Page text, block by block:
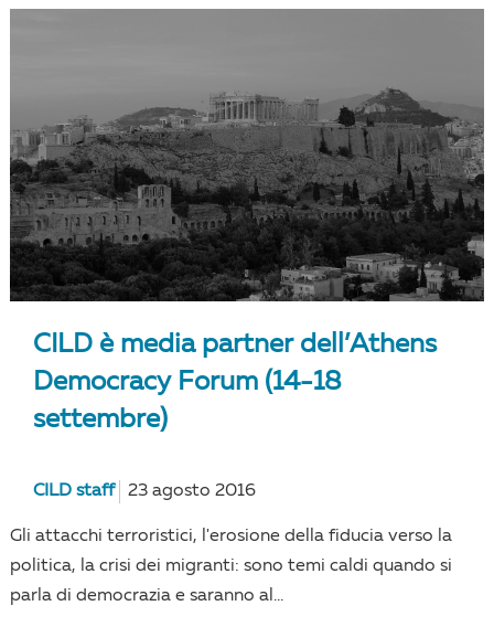
CILD è media partner dell’Athens
Democracy Forum (14-18
settembre)
CILD staff 23 agosto 2016
Gli attacchi terroristici, l'erosione della fiducia verso la
politica, la crisi dei migranti: sono temi caldi quando si
parla di democrazia e saranno al...